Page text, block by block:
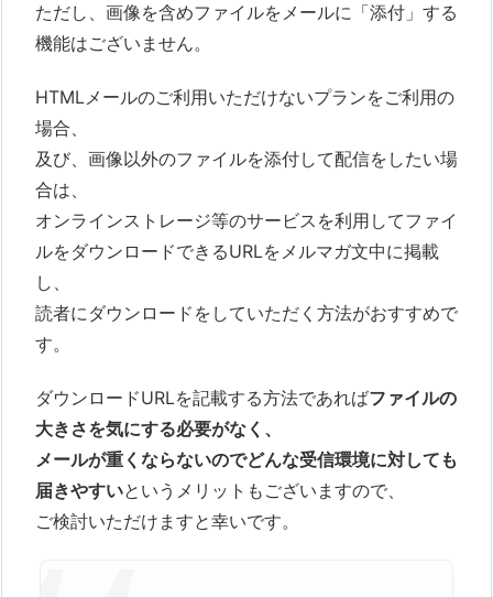
ただし、画像を含めファイルをメールに「添付」する
機能はございません。
HTMLメールのご利用いただけないプランをご利用の
場合、
及び、画像以外のファイルを添付して配信をしたい場
合は、
オンラインストレージ等のサービスを利用してファイ
ルをダウンロードできるURLをメルマガ文中に掲載
し、
読者にダウンロードをしていただく方法がおすすめで
す。
ダウンロードURLを記載する方法であればファイルの
大きさを気にする必要がなく、
メールが重くならないのでどんな受信環境に対しても
届きやすいというメリットもございますので、
ご検討いただけますと幸いです。